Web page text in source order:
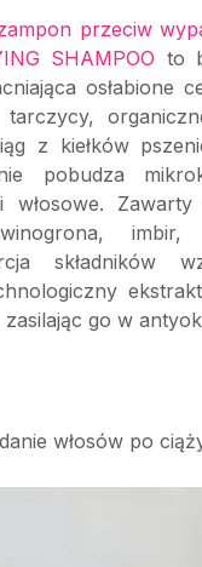
przeciw
SHAMPOO to
osłabione
z kiełków
pobudza
włosowe.
imbir,
składników
go w
włosów po